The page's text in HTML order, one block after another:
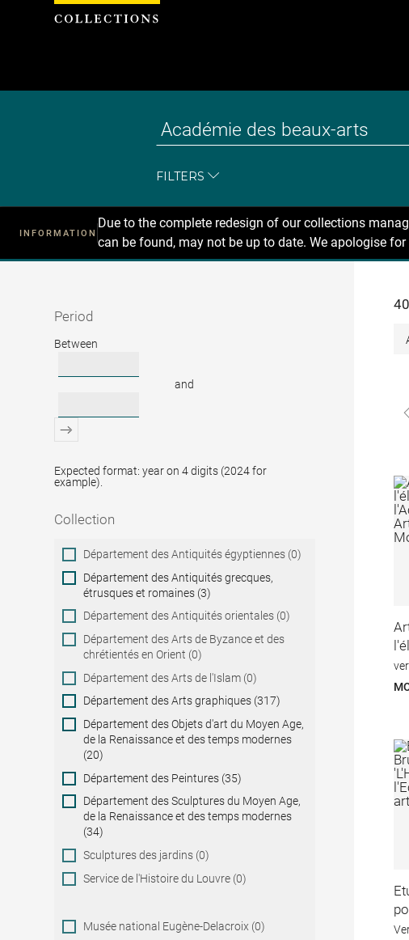
FILTERS
INFORMATION
Due to the complete redesign of our collections
can be found, may not be up to date. We apologise
Recherche
Period
Period
Between
and
Expected format: year on 4 digits (2024 for
example).
Collection
Collection
Département des Antiquités égyptiennes (0)
Département des Antiquités grecques,
étrusques et romaines (3)
Département des Antiquités orientales (0)
Département des Arts de Byzance et des
chrétientés en Orient (0)
Département des Arts de l'Islam (0)
Département des Arts graphiques (317)
Département des Objets d'art du Moyen Age,
de la Renaissance et des temps modernes
(20)
Département des Peintures (35)
Département des Sculptures du Moyen Age,
de la Renaissance et des temps modernes
(34)
Sculptures des jardins (0)
Service de l'Histoire du Louvre (0)
Musée national Eugène-Delacroix (0)
Cookies management panel